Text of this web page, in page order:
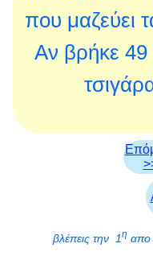
που μαζεύει
Αν βρήκε
βλέπεις την 1η απο